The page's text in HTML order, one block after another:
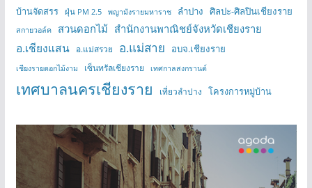
บ้านจัดสรร ฝุ่น PM 2.5 พญามังรายมหาราช ลำปาง ศิลปะ-ศิลปินเชียงราย
สกายวอล์ค สวนดอกไม้ สำนักงานพาณิชย์จังหวัดเชียงราย
อ.เชียงแสน อ.แม่สรวย อ.แม่สาย อบจ.เชียงราย
เชียงรายดอกไม้งาม เซ็นทรัลเชียงราย เทศกาลสงกรานต์
เทศบาลนครเชียงราย เที่ยวลำปาง โครงการหมู่บ้าน